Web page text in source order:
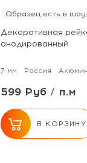
Образец есть в
Декоративная
анодированный
7 мм Россия
599 Руб / п.м
В КОРЗИНУ